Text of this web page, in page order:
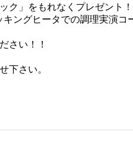
ク」をもれなくプレゼント！
ングヒータでの調理実演コ
さい！！
下さい。